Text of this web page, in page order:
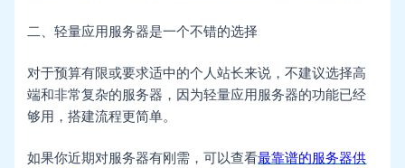
二、轻量应用服务器是一个不错的选择
对于预算有限或要求适中的个人站长来说，不建议选择高
端和非常复杂的服务器，因为轻量应用服务器的功能已经
够用，搭建流程更简单。
如果你近期对服务器有刚需，可以查看最靠谱的服务器供